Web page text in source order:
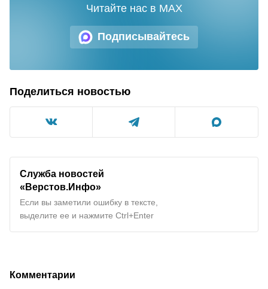
Подписывайтесь
Читайте нас в MAX
Поделиться новостью
Служба новостей
«Верстов.Инфо»
Если вы заметили ошибку в тексте,
выделите ее и нажмите Ctrl+Enter
Комментарии